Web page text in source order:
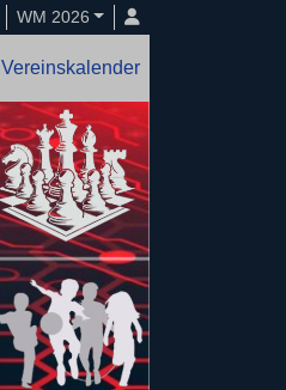
WM 2026
Vereinskalender